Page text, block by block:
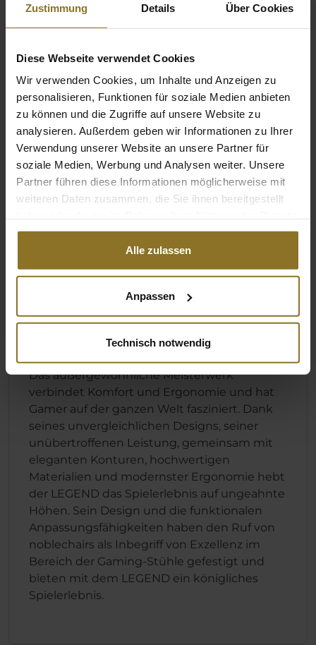
Zustimmung Details Über Cookies
Diese Webseite verwendet Cookies
Wir verwenden Cookies, um Inhalte und Anzeigen zu
personalisieren, Funktionen für soziale Medien anbieten
zu können und die Zugriffe auf unsere Website zu
analysieren. Außerdem geben wir Informationen zu Ihrer
Verwendung unserer Website an unsere Partner für
soziale Medien, Werbung und Analysen weiter. Unsere
Partner führen diese Informationen möglicherweise mit
weiteren Daten zusammen, die Sie ihnen bereitgestellt
gesammelt haben.
Alle zulassen
Anpassen
Technisch notwendig
DER LEGEND TRIUMPHIERT ALS
Wir freuen uns, bekannt zu geben, dass der
Champion hervorgegangen ist und den
renommierten Titel des EHA Best Gaming
Chair Award 2023 für sich beansprucht hat.
Das außergewöhnliche Meisterwerk
verbindet Komfort und Ergonomie und hat
Gamer auf der ganzen Welt fasziniert. Dank
seines unvergleichlichen Designs, seiner
unübertroffenen Leistung, gemeinsam mit
eleganten Konturen, hochwertigen
Materialien und modernster Ergonomie hebt
der LEGEND das Spielerlebnis auf ungeahnte
Höhen. Sein Design und die funktionalen
Anpassungsfähigkeiten haben den Ruf von
noblechairs als Inbegriff von Exzellenz im
Bereich der Gaming-Stühle gefestigt und
bieten mit dem LEGEND ein königliches
Spielerlebnis.